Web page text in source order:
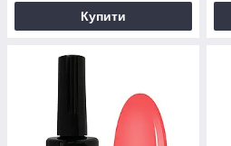
Купити